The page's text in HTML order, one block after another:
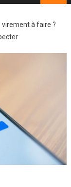
virement à faire ?